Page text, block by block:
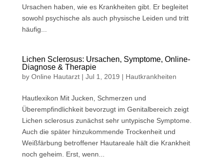
Ursachen haben, wie es Krankheiten gibt. Er begleitet
sowohl psychische als auch physische Leiden und tritt
häufig...
Lichen Sclerosus: Ursachen, Symptome, Online-
Diagnose & Therapie
by Online Hautarzt| Jul 1, 2019 | Hautkrankheiten
Hautlexikon Mit Jucken, Schmerzen und
Überempfindlichkeit bevorzugt im Genitalbereich zeigt
Lichen sclerosus zunächst sehr untypische Symptome.
Auch die später hinzukommende Trockenheit und
Weißfärbung betroffener Hautareale hält die Krankheit
noch geheim. Erst, wenn...